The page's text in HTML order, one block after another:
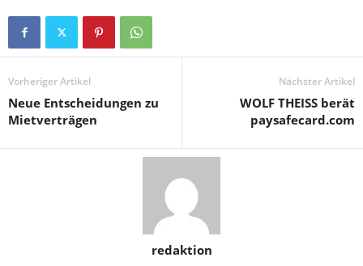
Vorheriger Artikel
Neue Entscheidungen zu
Mietverträgen
Nächster Artikel
WOLF THEISS berät
paysafecard.com
redaktion